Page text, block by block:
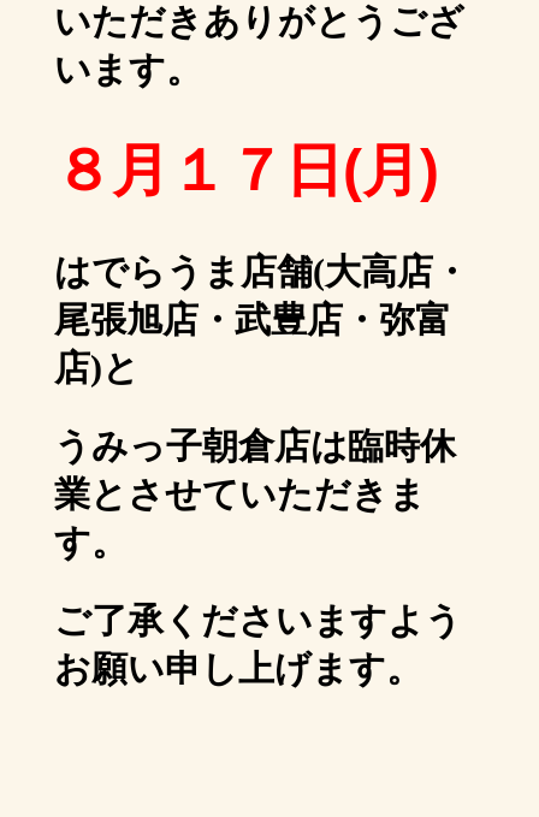
いただきありがとうござ
います。
８月１７日(月)
はでらうま店舗(大高店・
尾張旭店・武豊店・弥富
店)と
うみっ子朝倉店は臨時休
業とさせていただきま
す。
ご了承くださいますよう
お願い申し上げます。